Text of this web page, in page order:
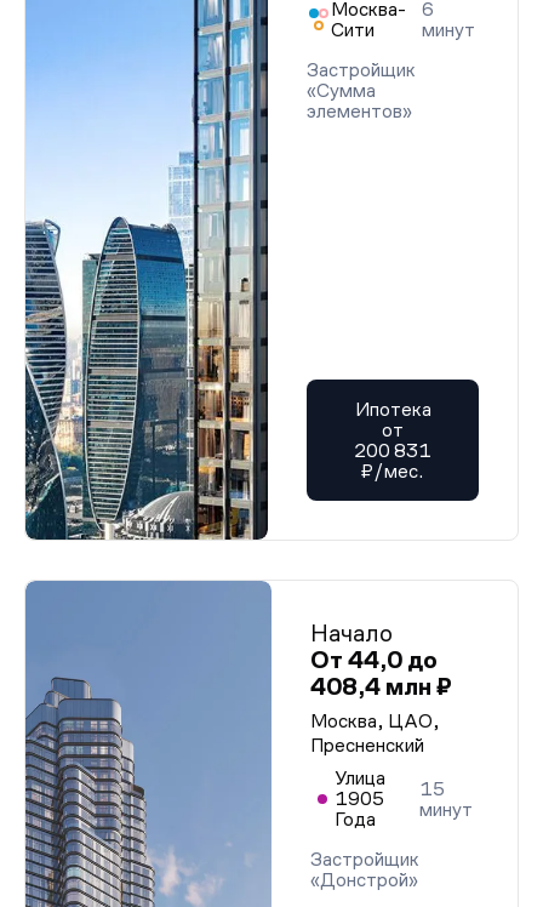
Москва-
Сити
6
минут
Застройщик
«Сумма
элементов»
Ипотека
от
200 831
₽/мес.
Начало
От 44,0 до
408,4 млн ₽
Москва, ЦАО,
Пресненский
Улица
1905
Года
15
минут
Застройщик
«Донстрой»